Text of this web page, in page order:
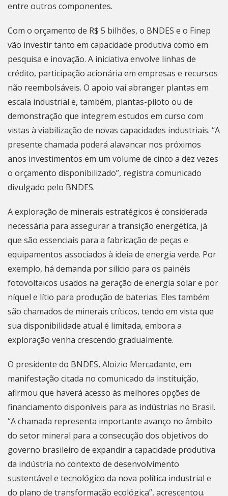
entre outros componentes.
Com o orçamento de R$ 5 bilhões, o BNDES e o Finep
vão investir tanto em capacidade produtiva como em
pesquisa e inovação. A iniciativa envolve linhas de
crédito, participação acionária em empresas e recursos
não reembolsáveis. O apoio vai abranger plantas em
escala industrial e, também, plantas-piloto ou de
demonstração que integrem estudos em curso com
vistas à viabilização de novas capacidades industriais. “A
presente chamada poderá alavancar nos próximos
anos investimentos em um volume de cinco a dez vezes
o orçamento disponibilizado”, registra comunicado
divulgado pelo BNDES.
A exploração de minerais estratégicos é considerada
necessária para assegurar a transição energética, já
que são essenciais para a fabricação de peças e
equipamentos associados à ideia de energia verde. Por
exemplo, há demanda por silício para os painéis
fotovoltaicos usados na geração de energia solar e por
níquel e lítio para produção de baterias. Eles também
são chamados de minerais críticos, tendo em vista que
sua disponibilidade atual é limitada, embora a
exploração venha crescendo gradualmente.
O presidente do BNDES, Aloizio Mercadante, em
manifestação citada no comunicado da instituição,
afirmou que haverá acesso às melhores opções de
financiamento disponíveis para as indústrias no Brasil.
“A chamada representa importante avanço no âmbito
do setor mineral para a consecução dos objetivos do
governo brasileiro de expandir a capacidade produtiva
da indústria no contexto de desenvolvimento
sustentável e tecnológico da nova política industrial e
do plano de transformação ecológica”, acrescentou.